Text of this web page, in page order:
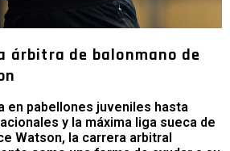
árbitra de balonmano de
en pabellones juveniles hasta
y la máxima liga sueca de
Watson, la carrera arbitral